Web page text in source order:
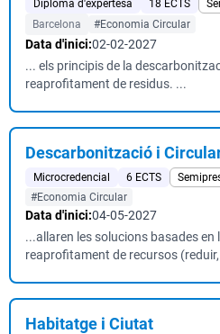
Diploma d'expertesa 18 ECTS
Barcelona
#Economia Circular
Data d'inici:02-02-2027
... els principis de la
reaprofitament de residus. ...
Descarbonització i
Microcredencial 6 ECTS
#Economia Circular
Data d'inici:04-05-2027
...allaren les solucions basades en
reaprofitament de recursos (reduir,
Habitatge i Ciutat